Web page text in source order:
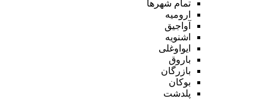
تمام شهر‌ها
ارومیه
آواجیق
اشنویه
ایواوغلی
باروق
بازرگان
بوکان
پلدشت